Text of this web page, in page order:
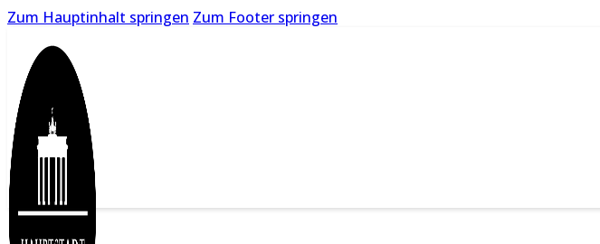
Zum Hauptinhalt springen Zum Footer springen